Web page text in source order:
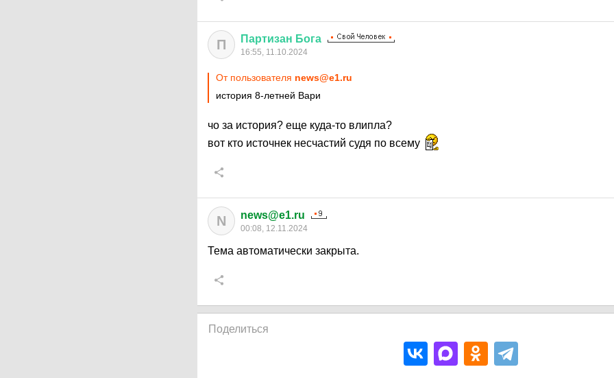
П Партизан Бога
16:55, 11.10.2024
От пользователя news@e1.ru
история 8-летней Вари
чо за история? еще куда-то влипла?
вот кто источнек несчастий судя по всему
N news@e1.ru
00:08, 12.11.2024
Тема автоматически закрыта.
Поделиться